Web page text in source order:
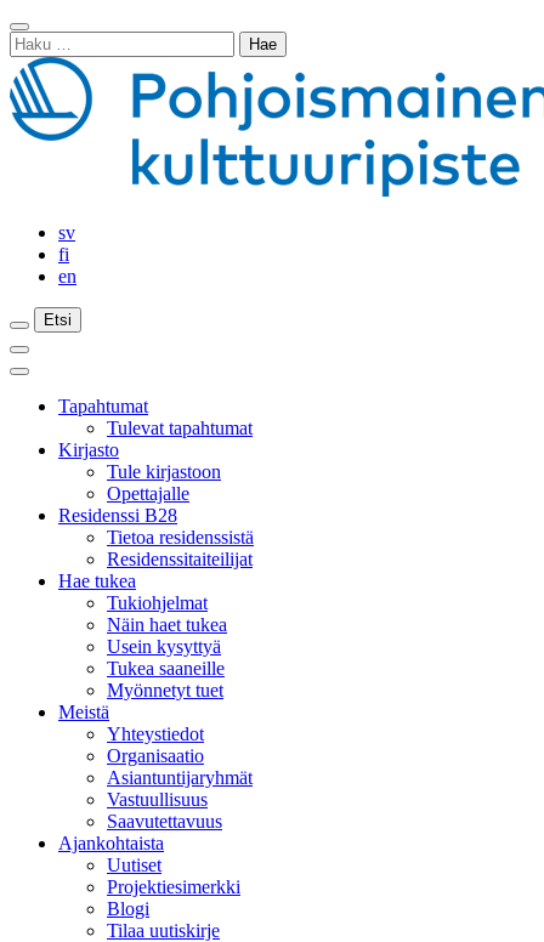
Siirry
sisältöön
Sulje
haku
Haku:
sv
fi
en
Etsi
Etsi
Etsi
Päävalikko
Sulje
päävalikkoTapahtumat
Tulevat tapahtumat
Kirjasto
Tule kirjastoon
Opettajalle
Residenssi B28
Tietoa residenssistä
Residenssitaiteilijat
Hae tukea
Tukiohjelmat
Näin haet tukea
Usein kysyttyä
Tukea saaneille
Myönnetyt tuet
Meistä
Yhteystiedot
Organisaatio
Asiantuntijaryhmät
Vastuullisuus
Saavutettavuus
Ajankohtaista
Uutiset
Projektiesimerkki
Blogi
Tilaa uutiskirje